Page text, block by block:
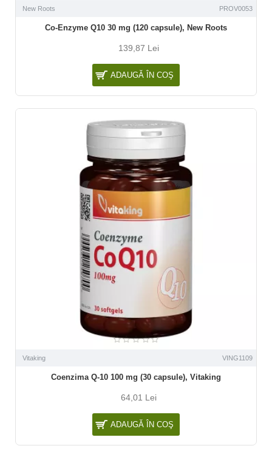
New Roots PROV0053
Co-Enzyme Q10 30 mg (120 capsule), New Roots
139,87 Lei
ADAUGĂ ÎN COŞ
Vitaking VING1109
Coenzima Q-10 100 mg (30 capsule), Vitaking
64,01 Lei
ADAUGĂ ÎN COŞ